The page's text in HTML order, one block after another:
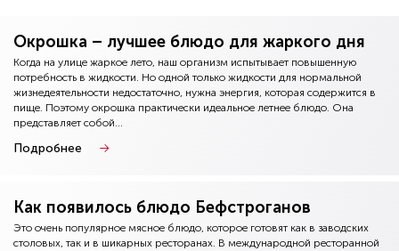
Окрошка – лучшее блюдо для жаркого дня
Когда на улице жаркое лето, наш организм испытывает повышенную
потребность в жидкости. Но одной только жидкости для нормальной
жизнедеятельности недостаточно, нужна энергия, которая содержится в
пище. Поэтому окрошка практически идеальное летнее блюдо. Она
представляет собой...
Подробнее
Как появилось блюдо Бефстроганов
Это очень популярное мясное блюдо, которое готовят как в заводских
столовых, так и в шикарных ресторанах. В международной ресторанной